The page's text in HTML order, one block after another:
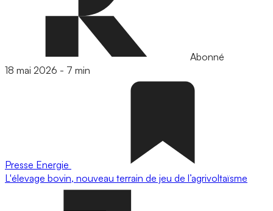
Abonné
18 mai 2026 - 7 min
Presse Energie
L'élevage bovin, nouveau terrain de jeu de l’agrivoltaïsme